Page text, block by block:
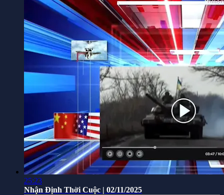
25:23
Nhận Định Thời Cuộc | 02/11/2025